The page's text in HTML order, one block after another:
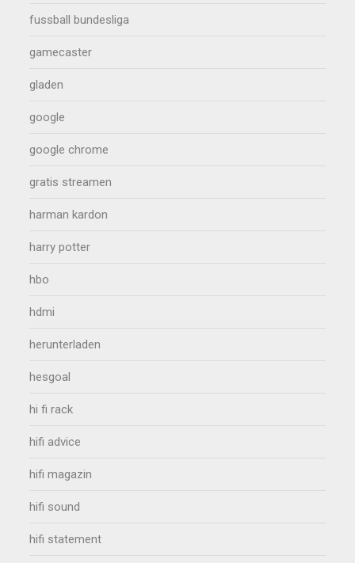
fussball bundesliga
gamecaster
gladen
google
google chrome
gratis streamen
harman kardon
harry potter
hbo
hdmi
herunterladen
hesgoal
hi fi rack
hifi advice
hifi magazin
hifi sound
hifi statement